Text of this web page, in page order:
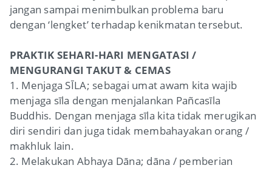
jangan sampai menimbulkan problema baru
dengan ‘lengket’ terhadap kenikmatan tersebut.
PRAKTIK SEHARI-HARI MENGATASI /
MENGURANGI TAKUT & CEMAS
1. Menjaga SĪLA; sebagai umat awam kita wajib
menjaga sīla dengan menjalankan Pañcasīla
Buddhis. Dengan menjaga sīla kita tidak merugikan
diri sendiri dan juga tidak membahayakan orang /
makhluk lain.
2. Melakukan Abhaya Dāna; dāna / pemberian